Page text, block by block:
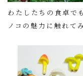
わたしたちの食卓で
ノコの魅力に触れて